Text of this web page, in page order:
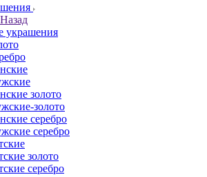
Назад
украшения
золото
золото
серебро
серебро
золото
серебро